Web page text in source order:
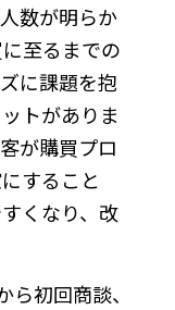
数が明らか
至るまでの
に課題を抱
トがありま
が購買プロ
すること
くなり、改
初回商談、